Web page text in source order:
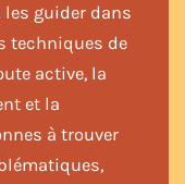
guider dans
techniques de
active, la
et la
à trouver